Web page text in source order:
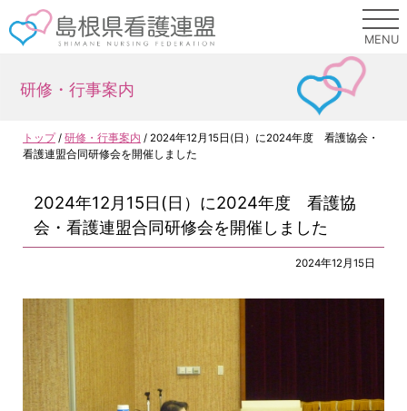
このページの本文へ
MENU
研修・行事案内
現
在
置：
トップ/ 研修・行事案内 / 2024年12月15日(日）に2024年度 看護協会・
看護連盟合同研修会を開催しました
2024年12月15日(日）に2024年度 看護協
会・看護連盟合同研修会を開催しました
2024年12月15日